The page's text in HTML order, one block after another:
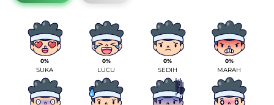
0%
SUKA
0%
LUCU
0%
SEDIH
0%
MARAH